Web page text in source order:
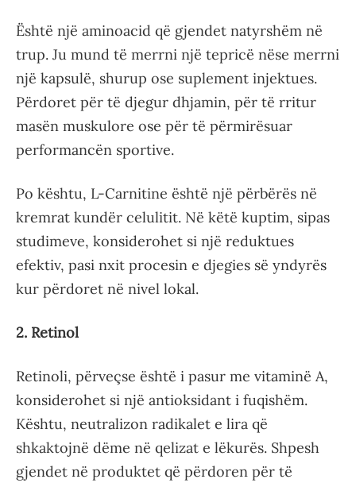
Është një aminoacid që gjendet natyrshëm në
trup. Ju mund të merrni një tepricë nëse merrni
një kapsulë, shurup ose suplement injektues.
Përdoret për të djegur dhjamin, për të rritur
masën muskulore ose për të përmirësuar
performancën sportive.
Po kështu, L-Carnitine është një përbërës në
kremrat kundër celulitit. Në këtë kuptim, sipas
studimeve, konsiderohet si një reduktues
efektiv, pasi nxit procesin e djegies së yndyrës
kur përdoret në nivel lokal.
2. Retinol
Retinoli, përveçse është i pasur me vitaminë A,
konsiderohet si një antioksidant i fuqishëm.
Kështu, neutralizon radikalet e lira që
shkaktojnë dëme në qelizat e lëkurës. Shpesh
gjendet në produktet që përdoren për të